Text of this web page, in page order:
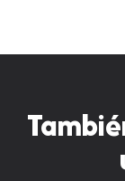
Peso: 570 g